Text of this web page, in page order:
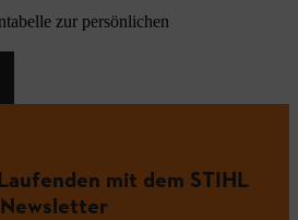
zur persönlichen
mit dem STIHL
Newsletter